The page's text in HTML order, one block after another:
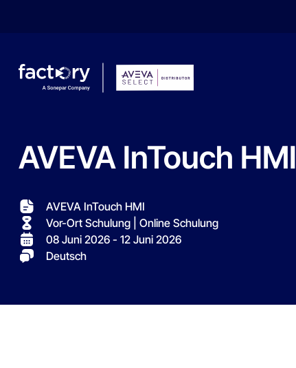
Wonach suchst du ?
AVEVA InTouch HMI
AVEVA InTouch HMI
Vor-Ort Schulung | Online Schulung
08 Juni 2026 - 12 Juni 2026
Deutsch